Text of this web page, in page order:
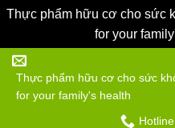
Thực phẩm hữu cơ cho sức
for your
Bỏ
qua
nội
Thực phẩm hữu cơ cho sức
for your family's health